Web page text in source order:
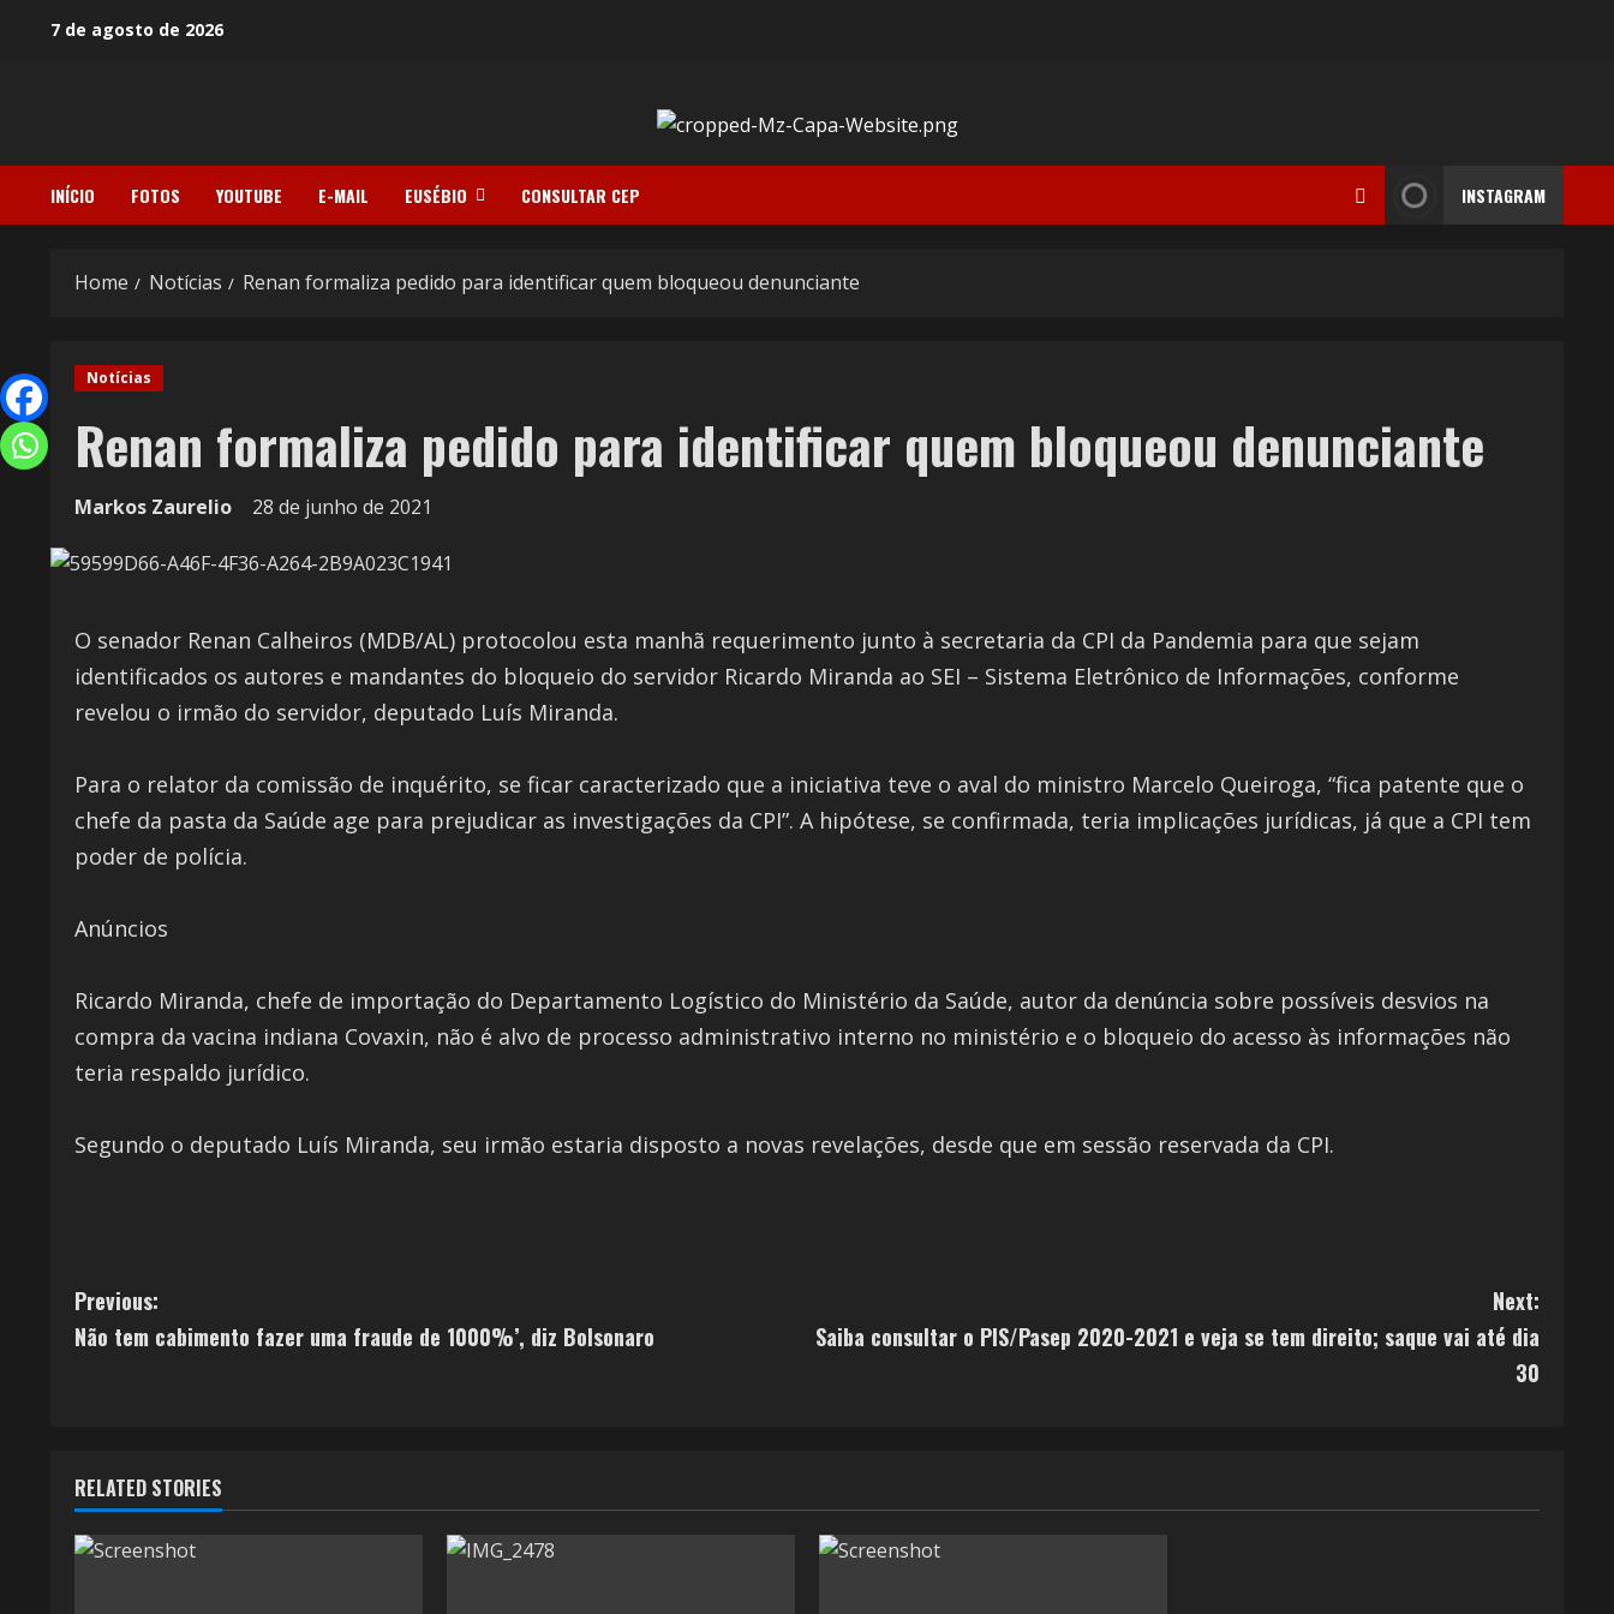
7 de agosto de 2026
INÍCIO FOTOS YOUTUBE E-MAIL EUSÉBIO CONSULTAR CEP INSTAGRAM
Home Notícias Renan formaliza pedido para identificar quem bloqueou denunciante
Notícias
Renan formaliza pedido para identificar quem bloqueou denunciante
Markos Zaurelio 28 de junho de 2021
O senador Renan Calheiros (MDB/AL) protocolou esta manhã requerimento junto à secretaria da CPI da Pandemia para que sejam
identificados os autores e mandantes do bloqueio do servidor Ricardo Miranda ao SEI – Sistema Eletrônico de Informações, conforme
revelou o irmão do servidor, deputado Luís Miranda.
Para o relator da comissão de inquérito, se ficar caracterizado que a iniciativa teve o aval do ministro Marcelo Queiroga, “fica patente que o
chefe da pasta da Saúde age para prejudicar as investigações da CPI”. A hipótese, se confirmada, teria implicações jurídicas, já que a CPI tem
poder de polícia.
Anúncios
Ricardo Miranda, chefe de importação do Departamento Logístico do Ministério da Saúde, autor da denúncia sobre possíveis desvios na
compra da vacina indiana Covaxin, não é alvo de processo administrativo interno no ministério e o bloqueio do acesso às informações não
teria respaldo jurídico.
Segundo o deputado Luís Miranda, seu irmão estaria disposto a novas revelações, desde que em sessão reservada da CPI.
Previous:
Não tem cabimento fazer uma fraude de 1000%’, diz Bolsonaro
Next:
Saiba consultar o PIS/Pasep 2020-2021 e veja se tem direito; saque vai até dia
30
RELATED STORIES